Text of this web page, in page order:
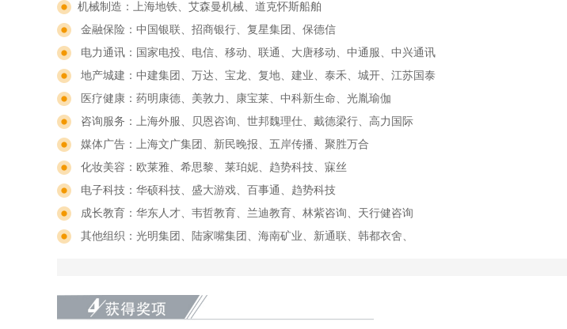
机械制造：上海地铁、艾森曼机械、道克怀斯船舶
金融保险：中国银联、招商银行、复星集团、保德信
电力通讯：国家电投、电信、移动、联通、大唐移动、中通服、中兴通讯
地产城建：中建集团、万达、宝龙、复地、建业、泰禾、城开、江苏国泰
医疗健康：药明康德、美敦力、康宝莱、中科新生命、光胤瑜伽
咨询服务：上海外服、贝恩咨询、世邦魏理仕、戴德梁行、高力国际
媒体广告：上海文广集团、新民晚报、五岸传播、聚胜万合
化妆美容：欧莱雅、希思黎、莱珀妮、趋势科技、寐丝
电子科技：华硕科技、盛大游戏、百事通、趋势科技
成长教育：华东人才、韦哲教育、兰迪教育、林紫咨询、天行健咨询
其他组织：光明集团、陆家嘴集团、海南矿业、新通联、韩都衣舍、